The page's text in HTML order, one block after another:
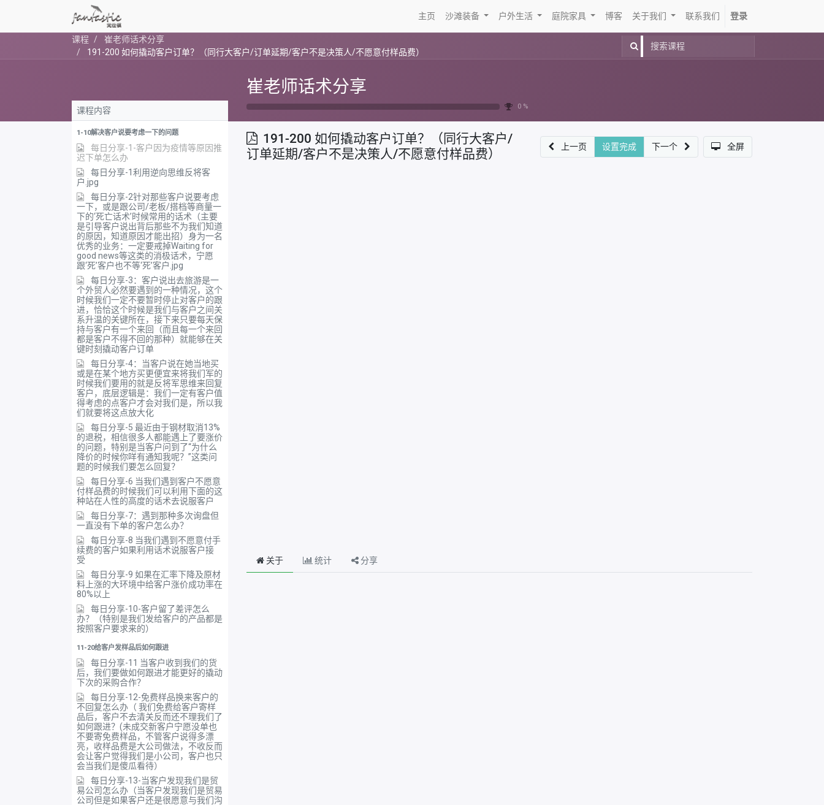
主页 沙滩装备 户外生活 庭院家具 博客 关于我们 联系我们 登录
课程
崔老师话术分享
191-200 如何撬动客户订单？（同行大客户/订单延期/客户不是决策人/不愿意付样品费）
崔老师话术分享
0 %
课程内容
1-10解决客户说要考虑一下的问题
每日分享-1-客户因为疫情等原因推
迟下单怎么办
每日分享-1利用逆向思维反将客
户.jpg
每日分享-2针对那些客户说要考虑
一下，或是跟公司/老板/搭档等商量一
下的‘死亡话术’时候常用的话术（主要
是引导客户说出背后那些不为我们知道
的原因，知道原因才能出招）身为一名
优秀的业务：一定要戒掉Waiting for
good news等这类的消极话术，宁愿
跟‘死’客户也不等‘死’客户.jpg
每日分享-3：客户说出去旅游是一
个外贸人必然要遇到的一种情况，这个
时候我们一定不要暂时停止对客户的跟
进，恰恰这个时候是我们与客户之间关
系升温的关键所在，接下来只要每天保
持与客户有一个来回（而且每一个来回
都是客户不得不回的那种）就能够在关
键时刻撬动客户订单
每日分享-4：当客户说在她当地买
或是在某个地方买更便宜来将我们军的
时候我们要用的就是反将军思维来回复
客户，底层逻辑是：我们一定有客户值
得考虑的点客户才会对我们是，所以我
们就要将这点放大化
每日分享-5 最近由于钢材取消13%
的退税，相信很多人都能遇上了要涨价
的问题，特别是当客户问到了“为什么
降价的时候你咩有通知我呢？”这类问
题的时候我们要怎么回复？
每日分享-6 当我们遇到客户不愿意
付样品费的时候我们可以利用下面的这
种站在人性的高度的话术去说服客户
每日分享-7：遇到那种多次询盘但
一直没有下单的客户怎么办？
每日分享-8 当我们遇到不愿意付手
续费的客户如果利用话术说服客户接
受
每日分享-9 如果在汇率下降及原材
料上涨的大环境中给客户涨价成功率在
80%以上
每日分享-10-客户留了差评怎么
办？（特别是我们发给客户的产品都是
按照客户要求来的）
11-20给客户发样品后如何跟进
每日分享-11 当客户收到我们的货
后，我们要做如何跟进才能更好的撬动
下次的采购合作？
每日分享-12-免费样品换来客户的
不回复怎么办（ 我们免费给客户寄样
品后，客户不去清关反而还不理我们了
如何跟进？(未成交新客户宁愿没单也
不要寄免费样品，不管客户说得多漂
亮，收样品费是大公司做法，不收反而
会让客户觉得我们是小公司，客户也只
会当我们是傻瓜看待）
每日分享-13-当客户发现我们是贸
易公司怎么办（当客户发现我们是贸易
公司但是如果客户还是很愿意与我们沟
191-200 如何撬动客户订单？（同行大客户/
订单延期/客户不是决策人/不愿意付样品费）
上一页 设置完成 下一个 全屏
关于 统计 分享